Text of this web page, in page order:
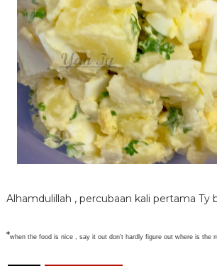
Alhamdulillah , percubaan kali pertama Ty
*when the food is nice , say it out don't hardly figure out where is the